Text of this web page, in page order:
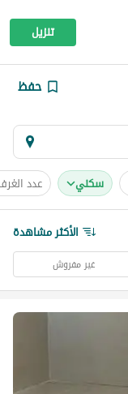
تنزيل
حفظ
سكني عدد
الأكثر مشاهدة
غير مفروش